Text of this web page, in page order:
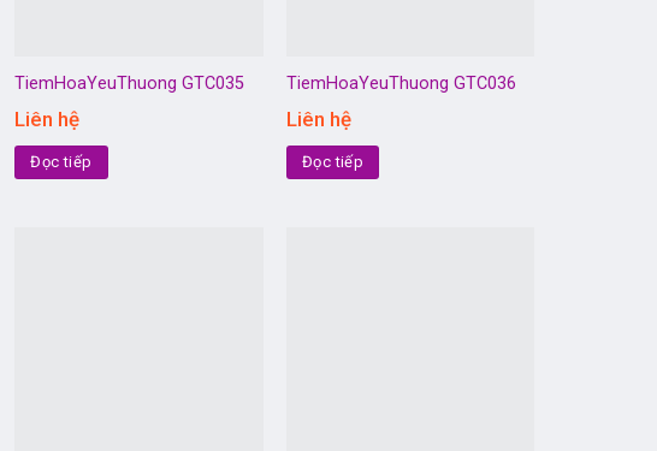
TiemHoaYeuThuong GTC035
Liên hệ
Đọc tiếp
TiemHoaYeuThuong GTC036
Liên hệ
Đọc tiếp